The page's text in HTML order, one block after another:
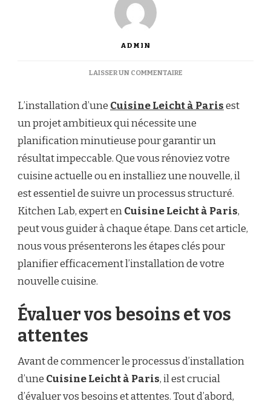
ADMIN
LAISSER UN COMMENTAIRESUR
L’INSTALLATION
CUISINE
LEICHT
PARIS
CHEZ
?
L’installation d’une Cuisine Leicht à Parisest
un projet ambitieux qui nécessite une
planification minutieuse pour garantir un
résultat impeccable. Que vous rénoviez votre
cuisine actuelle ou en installiez une nouvelle, il
est essentiel de suivre un processus structuré.
Kitchen Lab, expert enCuisine Leicht à Paris,
peut vous guider à chaque étape. Dans cet article,
nous vous présenterons les étapes clés pour
planifier efficacement l’installation de votre
nouvelle cuisine.
Évaluer vos besoins et vos
attentes
Avant de commencer le processus d’installation
d’une Cuisine Leicht à Paris, il est crucial
d’évaluer vos besoins et attentes. Tout d’abord,